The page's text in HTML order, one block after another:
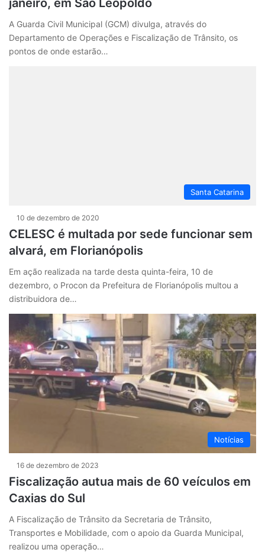
janeiro, em São Leopoldo
A Guarda Civil Municipal (GCM) divulga, através do
Departamento de Operações e Fiscalização de Trânsito, os
pontos de onde estarão…
Santa Catarina
10 de dezembro de 2020
CELESC é multada por sede funcionar sem
alvará, em Florianópolis
Em ação realizada na tarde desta quinta-feira, 10 de
dezembro, o Procon da Prefeitura de Florianópolis multou a
distribuidora de…
Notícias
16 de dezembro de 2023
Fiscalização autua mais de 60 veículos em
Caxias do Sul
A Fiscalização de Trânsito da Secretaria de Trânsito,
Transportes e Mobilidade, com o apoio da Guarda Municipal,
realizou uma operação…